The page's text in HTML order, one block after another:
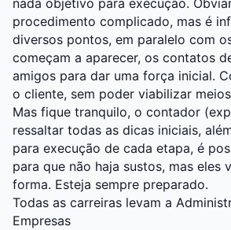
nada objetivo para execução.
procedimento complicado, mas é
diversos pontos, em paralelo com
começam a aparecer, os contatos
amigos para dar uma força inicial.
o cliente, sem poder viabilizar
Mas fique tranquilo, o contador
ressaltar todas as dicas iniciais,
para execução de cada etapa, é
para que não haja sustos, mas eles
forma. Esteja sempre preparado.
Todas as carreiras levam a
Empresas